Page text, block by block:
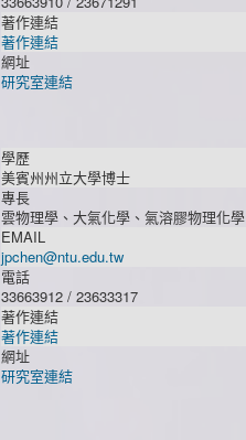
著作連結
著作連結
網址
研究室連結
學歷
美賓州州立大學博士
專長
雲物理學、大氣化學、氣溶膠物理化學
EMAIL
jpchen@ntu.edu.tw
電話
33663912 / 23633317
著作連結
著作連結
網址
研究室連結